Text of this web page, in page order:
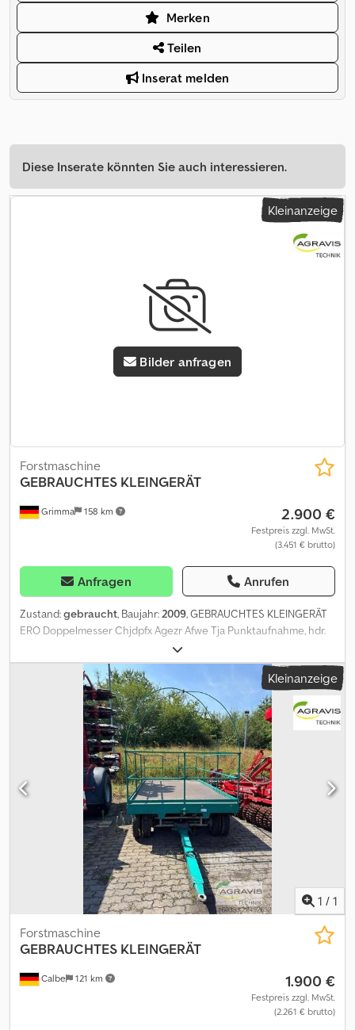
Merken
Teilen
Inserat melden
Diese Inserate könnten Sie auch interessieren.
Kleinanzeige
Bilder anfragen
Grimma 158 km
Forstmaschine
GEBRAUCHTES KLEINGERÄT
2.900 €
Festpreis zzgl. MwSt.
(3.451 € brutto)
Anfragen Anrufen
Zustand:gebraucht, Baujahr: 2009, GEBRAUCHTES KLEINGERÄT
ERO Doppelmesser Chjdpfx Agezr Afwe Tja Punktaufnahme, hdr.
Schwerkbar, bedingt einsatzfähig -> div. Hydraulikleitungen
wurden demontier
Kleinanzeige
1 / 1
Calbe 121 km
Forstmaschine
GEBRAUCHTES KLEINGERÄT
1.900 €
Festpreis zzgl. MwSt.
(2.261 € brutto)